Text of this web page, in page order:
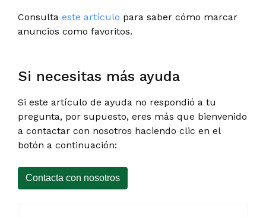
Consulta este artículo para saber cómo marcar
anuncios como favoritos.
Si necesitas más ayuda
Si este artículo de ayuda no respondió a tu
pregunta, por supuesto, eres más que bienvenido
a contactar con nosotros haciendo clic en el
botón a continuación:
Contacta con nosotros